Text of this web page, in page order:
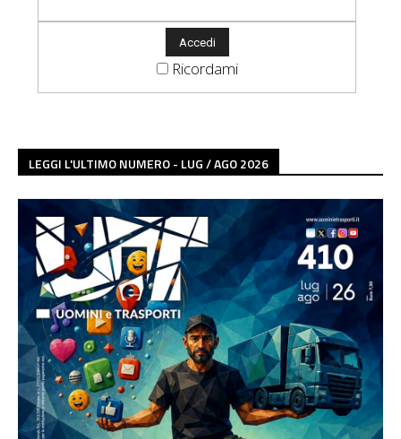
Ricordami
LEGGI L'ULTIMO NUMERO - LUG / AGO 2026